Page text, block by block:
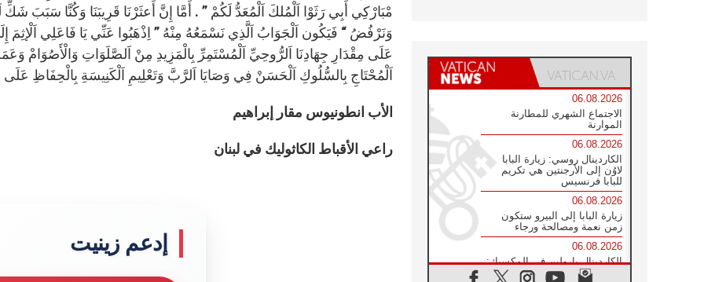
مْبَارْكِي أَبِي رَثَوْا اَلْمُلكَ اَلْمُعَدُّ لَكُمْ ” . أَمَّا إِنَّ أَعثَرْنَا قَرِيبَنَا وَكُنَّا سَبَبَ
وَنَرْفُضُ “ فَيَكُون اَلْجَوَابُ اَلَّذِي نَسْمَعُهُ مِنْهُ ” اِذْهَبُوا عَنِّي يَا فَاعَلِي اَلْإثِمَ
عَلَى مِقْدَارِ جِهَادِنَا اَلرُّوحِيِّ اَلْمُسْتَمِرِّ بِالْمَزِيدِ مِنْ اَلصَّلَوَاتِ وَالْأَصُوَامْ
اَلْمُحْتَاجِ بِالسُّلُوكِ اَلْحَسَنْ فِي وَصَايَا اَلرَّبَّ وَتَعْلِيمِ اَلْكَنِيسَةِ بِالْحِفَاظِ عَلَى
الأب انطونيوس مقار إبراهيم
راعي الأقباط الكاثوليك في لبنان
إدعم زينيت
06.08.2026
الاجتماع الشهري للمطارنة
الموارنة
06.08.2026
الكاردينال روسي: زيارة البابا
لاوُن إلى الأرجنتين هي تكريم
للبابا فرنسيس
06.08.2026
زيارة البابا إلى البيرو ستكون
زمن نعمة ومصالحة ورجاء
06.08.2026
الكاردينال بارولين في المكسيك:
علينا أن نكون حاضرين إلى جانب